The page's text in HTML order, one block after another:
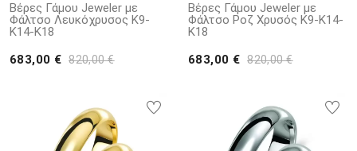
Βέρες Γάμου Jeweler με
Φάλτσο Λευκόχρυσος Κ9-
Κ14-Κ18
683,00 € 820,00 €
Βέρες Γάμου Jeweler με
Φάλτσο Ροζ Χρυσός Κ9-Κ14-
Κ18
683,00 € 820,00 €